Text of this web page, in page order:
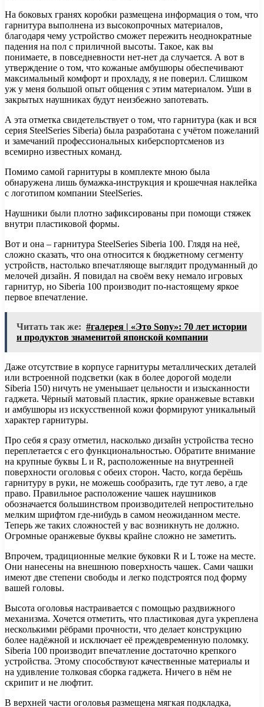
На боковых гранях коробки размещена информация о том, что
гарнитура выполнена из высокопрочных материалов,
благодаря чему устройство сможет пережить неоднократные
падения на пол с приличной высоты. Такое, как вы
понимаете, в повседневности нет-нет да случается. А вот в
утверждение о том, что кожаные амбушюры обеспечивают
максимальный комфорт и прохладу, я не поверил. Слишком
уж у меня большой опыт общения с этим материалом. Уши в
закрытых наушниках будут неизбежно запотевать.
А эта отметка свидетельствует о том, что гарнитура (как и вся
серия SteelSeries Siberia) была разработана с учётом пожеланий
и замечаний профессиональных киберспортсменов из
всемирно известных команд.
Помимо самой гарнитуры в комплекте мною была
обнаружена лишь бумажка-инструкция и крошечная наклейка
с логотипом компании SteelSeries.
Наушники были плотно зафиксированы при помощи стяжек
внутри пластиковой формы.
Вот и она – гарнитура SteelSeries Siberia 100. Глядя на неё,
сложно сказать, что она относится к бюджетному сегменту
устройств, настолько впечатляюще выглядит продуманный до
мелочей дизайн. Я повидал на своём веку немало игровых
гарнитур, но Siberia 100 производит по-настоящему яркое
первое впечатление.
Читать так же: #галерея | «Это Sony»: 70 лет истории
и продуктов знаменитой японской компании
Даже отсутствие в корпусе гарнитуры металлических деталей
или встроенной подсветки (как в более дорогой модели
Siberia 150) ничуть не уменьшает цельности и изысканности
гаджета. Чёрный матовый пластик, яркие оранжевые вставки
и амбушюры из искусственной кожи формируют уникальный
характер гарнитуры.
Про себя я сразу отметил, насколько дизайн устройства тесно
переплетается с его функциональностью. Обратите внимание
на крупные буквы L и R, расположенные на внутренней
поверхности оголовья с обеих сторон. Часто, когда берёшь
гарнитуру в руки, не можешь сообразить, где тут лево, а где
право. Правильное расположение чашек наушников
обозначается большинством производителей непростительно
мелким шрифтом где-нибудь в самом неожиданном месте.
Теперь же таких сложностей у вас возникнуть не должно.
Огромные оранжевые буквы крайне сложно не заметить.
Впрочем, традиционные мелкие буковки R и L тоже на месте.
Они нанесены на внешнюю поверхность чашек. Сами чашки
имеют две степени свободы и легко подстроятся под форму
вашей головы.
Высота оголовья настраивается с помощью раздвижного
механизма. Хочется отметить, что пластиковая дуга укреплена
несколькими рёбрами прочности, что делает конструкцию
более надёжной и исключает её преждевременную поломку.
Siberia 100 производит впечатление достаточно крепкого
устройства. Этому способствуют качественные материалы и
на удивление толковая сборка гаджета. Ничего в нём не
скрипит и не люфтит.
В верхней части оголовья размещена мягкая подкладка,